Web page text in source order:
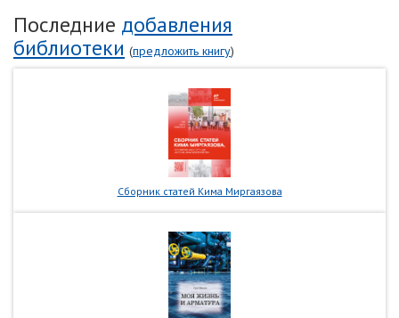
Последние добавления
библиотеки (предложить книгу)
Сборник статей Кима Миргаязова